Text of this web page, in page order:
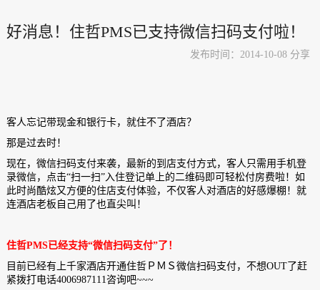
好消息！住哲PMS已支持微信扫码支付啦！
发布时间：2014-10-08 分享
客人忘记带现金和银行卡，就住不了酒店？
那是过去时！
现在，微信扫码支付来袭，最新的到店支付方式，客人只需用手机登
录微信，点击“扫一扫”入住登记单上的二维码即可轻松付房费啦！如
此时尚酷炫又方便的住店支付体验，不仅客人对酒店的好感爆棚！就
连酒店老板自己用了也直尖叫！
住哲PMS已经支持“微信扫码支付”了！
目前已经有上千家酒店开通住哲ＰＭＳ微信扫码支付，不想OUT了赶
紧拨打电话4006987111咨询吧~~~